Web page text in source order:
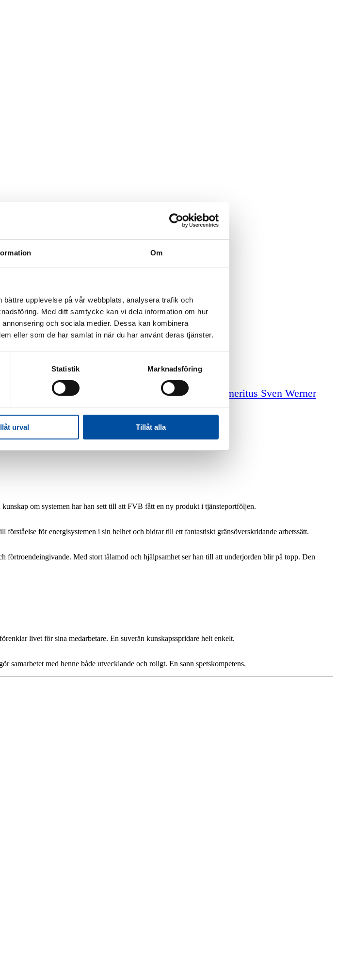
Om
upplevelse på vår webbplats, analysera trafik och
Med ditt samtycke kan vi dela information om hur
och sociala medier. Dessa kan kombinera
eller som de har samlat in när du har använt deras tjänster.
Statistik Marknadsföring
urval Tillåt alla
oss Jobba på FVB Lediga tjänsterProfessor emeritus Sven Werner
om systemen har han sett till att FVB fått en ny produkt i tjänsteportföljen.
för energisystemen i sin helhet och bidrar till ett fantastiskt gränsöverskridande arbetssätt.
förtroendeingivande. Med stort tålamod och hjälpsamhet ser han till att underjorden blir på topp. Den
livet för sina medarbetare. En suverän kunskapsspridare helt enkelt.
samarbetet med henne både utvecklande och roligt. En sann spetskompetens.